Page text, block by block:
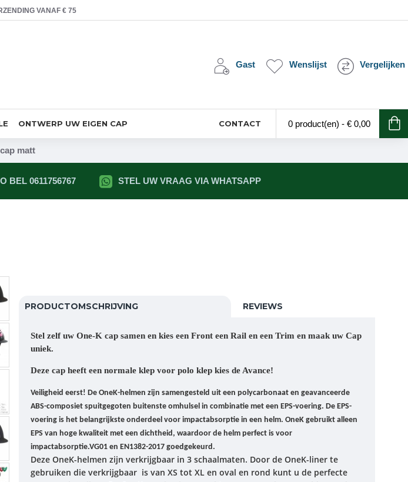
VANAF € 75
Gast Wenslijst Vergelijken
ONTWERP UW EIGEN CAP CONTACT 0 product(en) - € 0,00
matt
BEL 0611756767 STEL UW VRAAG VIA WHATSAPP
PRODUCTOMSCHRIJVING REVIEWS
Stel zelf uw One-K cap samen en kies een Front een Rail en een Trim en maak uw Cap
uniek.
Deze cap heeft een normale klep voor polo klep kies de Avance!
Veiligheid eerst! De OneK-helmen zijn samengesteld uit een polycarbonaat en geavanceerde
ABS-composiet spuitgegoten buitenste omhulsel in combinatie met een EPS-voering. De EPS-
voering is het belangrijkste onderdeel voor impactabsorptie in een helm. OneK gebruikt alleen
EPS van hoge kwaliteit met een dichtheid, waardoor de helm perfect is voor
impactabsorptie.VG01 en EN1382-2017 goedgekeurd.
Deze OneK-helmen zijn verkrijgbaar in 3 schaalmaten. Door de OneK-liner te
gebruiken die verkrijgbaar is van XS tot XL en oval en rond kunt u de perfecte